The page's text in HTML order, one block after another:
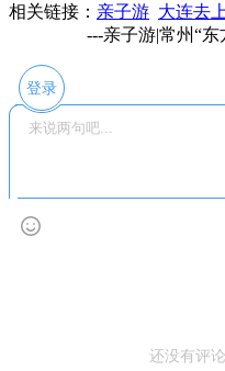
相关链接： 亲子游 大连去
---亲子游|常州“
登录
还没有评